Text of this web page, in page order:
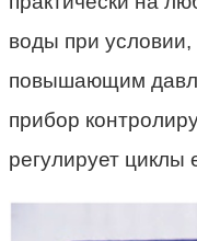
воды при условии,
повышающим
прибор
регулирует циклы